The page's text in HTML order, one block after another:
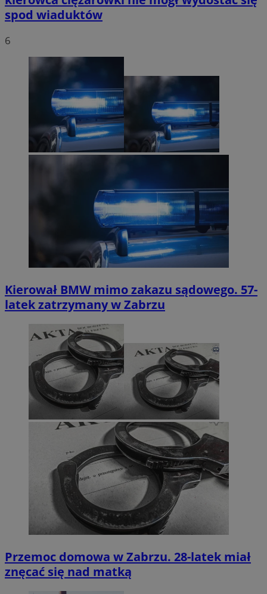
spod wiaduktów
6
Kierował BMW mimo zakazu sądowego. 57-
latek zatrzymany w Zabrzu
Przemoc domowa w Zabrzu. 28-latek miał
znęcać się nad matką